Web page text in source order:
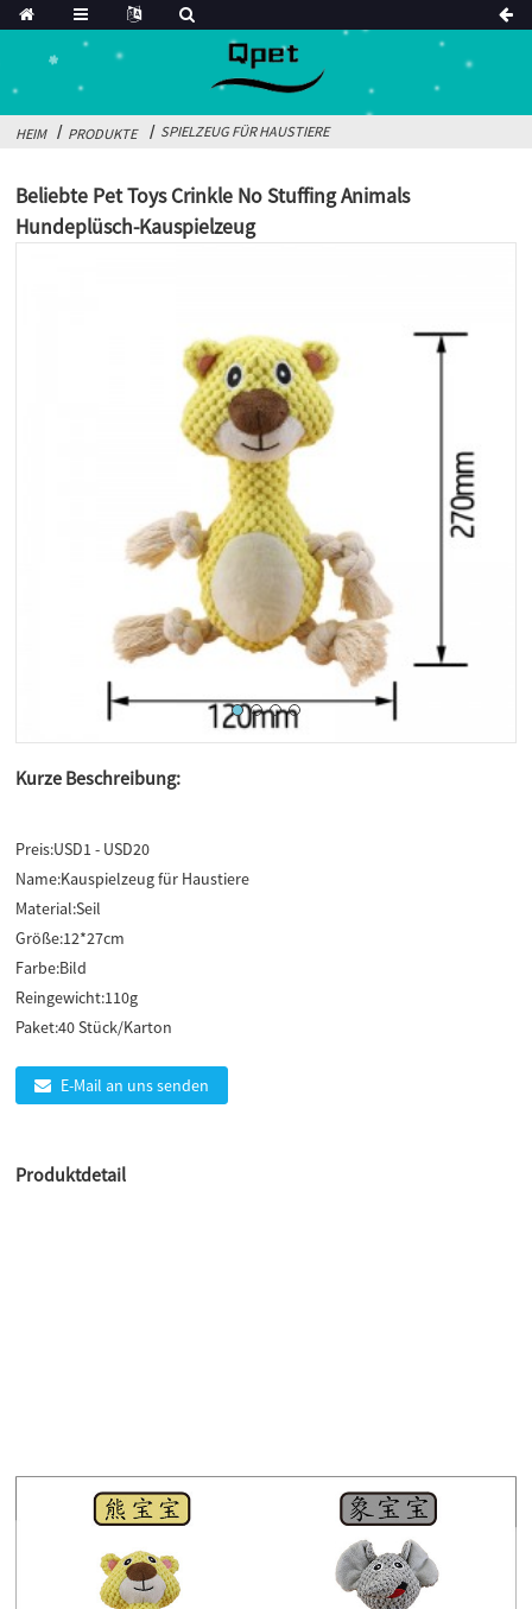
HEIM PRODUKTE SPIELZEUG FÜR HAUSTIERE
Beliebte Pet Toys Crinkle No Stuffing Animals
Hundeplüsch-Kauspielzeug
Kurze Beschreibung:
Preis:USD1 - USD20
Name:Kauspielzeug für Haustiere
Material:Seil
Größe:12*27cm
Farbe:Bild
Reingewicht:110g
Paket:40 Stück/Karton
E-Mail an uns senden
Produktdetail